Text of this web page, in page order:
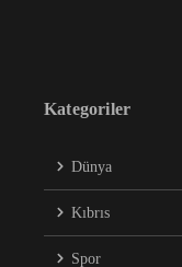
Kategoriler
Dünya
Kıbrıs
Spor